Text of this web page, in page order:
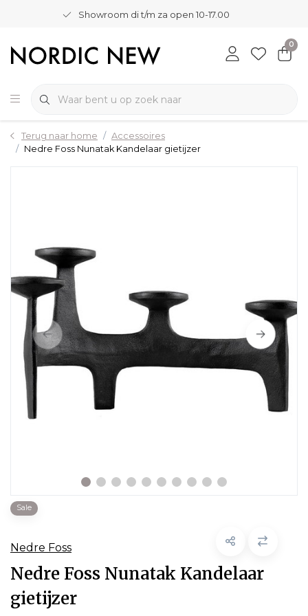
Showroom di t/m za open 10-17.00
0
Terug naar home
Accessoires
Nedre Foss Nunatak Kandelaar gietijzer
Sale
Nedre Foss
Nedre Foss Nunatak Kandelaar
gietijzer